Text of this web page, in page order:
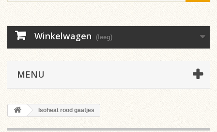
Winkelwagen (leeg)
MENU
Isoheat rood gaatjes